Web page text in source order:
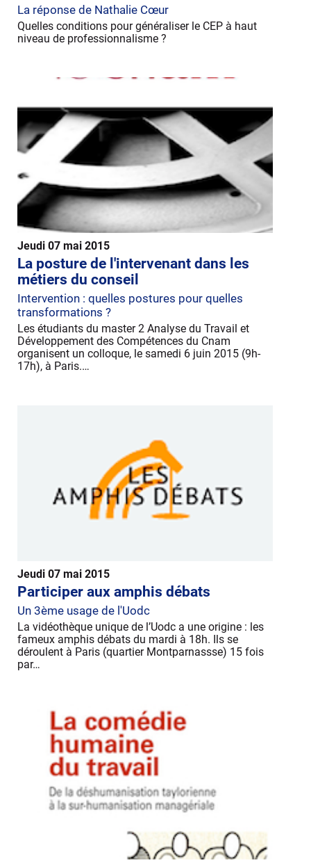
La réponse de Nathalie Cœur
Quelles conditions pour généraliser le CEP à haut
niveau de professionnalisme ?
Jeudi 07 mai 2015
La posture de l'intervenant dans les
métiers du conseil
Intervention : quelles postures pour quelles
transformations ?
Les étudiants du master 2 Analyse du Travail et
Développement des Compétences du Cnam
organisent un colloque, le samedi 6 juin 2015 (9h-
17h), à Paris.…
Jeudi 07 mai 2015
Participer aux amphis débats
Un 3ème usage de l'Uodc
La vidéothèque unique de l’Uodc a une origine : les
fameux amphis débats du mardi à 18h. Ils se
déroulent à Paris (quartier Montparnassse) 15 fois
par…